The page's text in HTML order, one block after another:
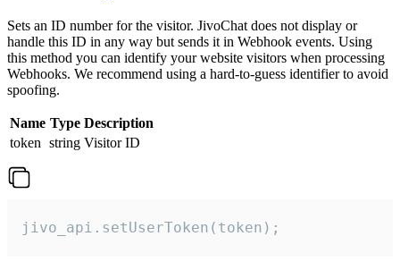
Sets an ID number for the visitor. JivoChat does not display or
handle this ID in any way but sends it in Webhook events. Using
this method you can identify your website visitors when processing
Webhooks. We recommend using a hard-to-guess identifier to avoid
spoofing.
Name Type Description
token string Visitor ID
jivo_api.setUserToken(token);